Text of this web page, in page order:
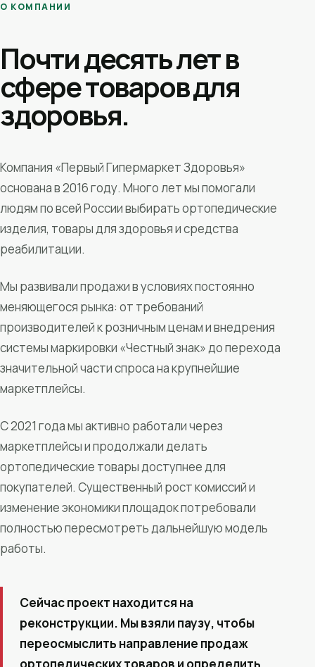
О КОМПАНИИ
Почти десять лет в
сфере товаров для
здоровья.
Компания «Первый Гипермаркет Здоровья»
основана в 2016 году. Много лет мы помогали
людям по всей России выбирать ортопедические
изделия, товары для здоровья и средства
реабилитации.
Мы развивали продажи в условиях постоянно
меняющегося рынка: от требований
производителей к розничным ценам и внедрения
системы маркировки «Честный знак» до перехода
значительной части спроса на крупнейшие
маркетплейсы.
С 2021 года мы активно работали через
маркетплейсы и продолжали делать
ортопедические товары доступнее для
покупателей. Существенный рост комиссий и
изменение экономики площадок потребовали
полностью пересмотреть дальнейшую модель
работы.
Сейчас проект находится на
реконструкции. Мы взяли паузу, чтобы
переосмыслить направление продаж